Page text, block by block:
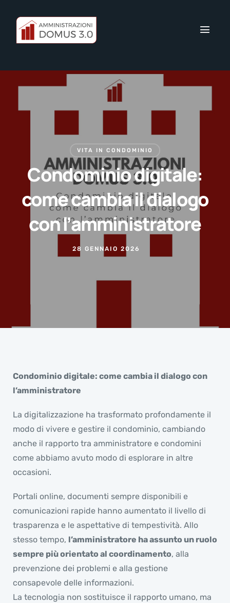
VITA IN CONDOMINIO
Condominio digitale:
come cambia il dialogo
con l’amministratore
28 GENNAIO 2026
Condominio digitale: come cambia il dialogo con
l’amministratore
La digitalizzazione ha trasformato profondamente il
modo di vivere e gestire il condominio, cambiando
anche il rapporto tra amministratore e condomini
come abbiamo avuto modo di esplorare in altre
occasioni.
Portali online, documenti sempre disponibili e
comunicazioni rapide hanno aumentato il livello di
trasparenza e le aspettative di tempestività. Allo
stesso tempo, l’amministratore ha assunto un ruolo
sempre più orientato al coordinamento, alla
prevenzione dei problemi e alla gestione
consapevole delle informazioni.
La tecnologia non sostituisce il rapporto umano, ma